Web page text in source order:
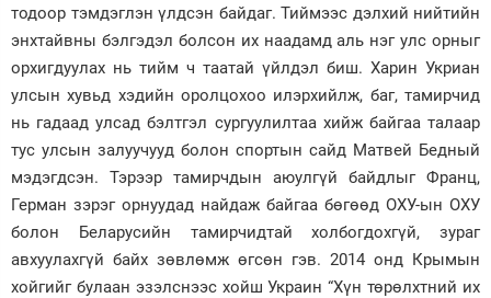
тодоор тэмдэглэн үлдсэн байдаг. Тиймээс дэлхий нийтийн
энхтайвны бэлгэдэл болсон их наадамд аль нэг улс орныг
орхигдуулах нь тийм ч таатай үйлдэл биш. Харин Укриан
улсын хувьд хэдийн оролцохоо илэрхийлж, баг, тамирчид
нь гадаад улсад бэлтгэл сургуулилтаа хийж байгаа талаар
тус улсын залуучууд болон спортын сайд Матвей Бедный
мэдэгдсэн. Тэрээр тамирчдын аюулгүй байдлыг Франц,
Герман зэрэг орнуудад найдаж байгаа бөгөөд ОХУ-ын ОХУ
болон Беларусийн тамирчидтай холбогдохгүй, зураг
авхуулахгүй байх зөвлөмж өгсөн гэв. 2014 онд Крымын
хойгийг булаан эзэлснээс хойш Украин “Хүн төрөлхтний их